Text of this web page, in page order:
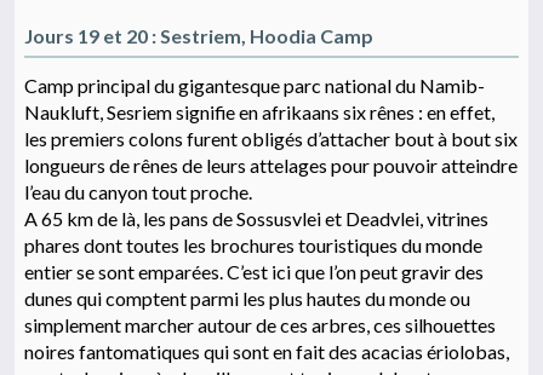
Jours 19 et 20 : Sestriem, Hoodia Camp
Camp principal du gigantesque parc national du Namib-
Naukluft, Sesriem signifie en afrikaans six rênes : en effet,
les premiers colons furent obligés d’attacher bout à bout six
longueurs de rênes de leurs attelages pour pouvoir atteindre
l’eau du canyon tout proche.
A 65 km de là, les pans de Sossusvlei et Deadvlei, vitrines
phares dont toutes les brochures touristiques du monde
entier se sont emparées. C’est ici que l’on peut gravir des
dunes qui comptent parmi les plus hautes du monde ou
simplement marcher autour de ces arbres, ces silhouettes
noires fantomatiques qui sont en fait des acacias ériolobas,